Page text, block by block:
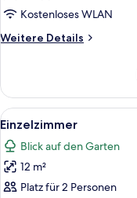
Kostenloses WLAN
Weitere Details
Weitere
Alle
Fotos
für
Einzelzimmer
anzeigen
5
Einzelzimmer
Blick auf den Garten
12 m²
Platz für 2 Personen